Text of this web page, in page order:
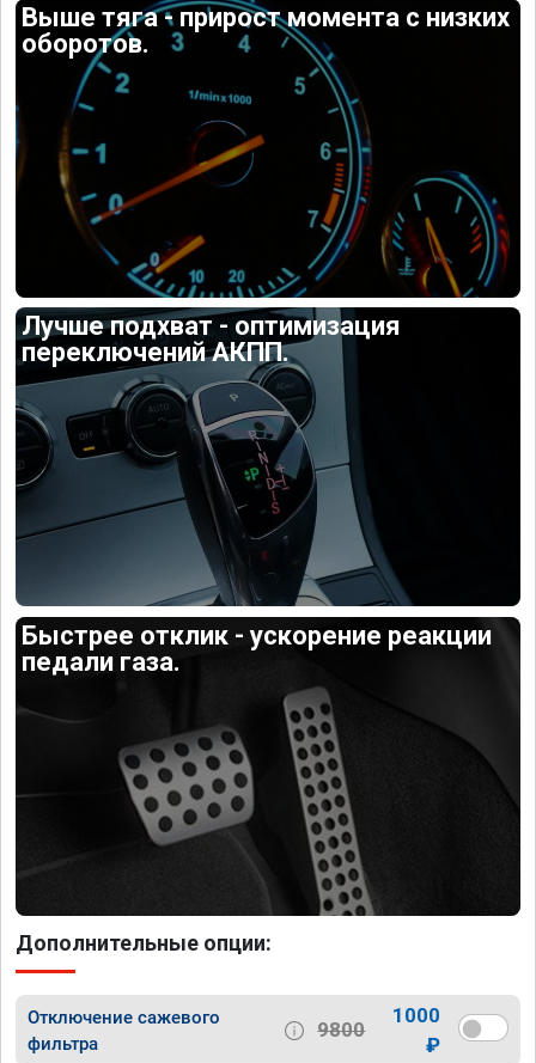
Выше тяга - прирост момента с низких
оборотов.
Лучше подхват - оптимизация
переключений АКПП.
Быстрее отклик - ускорение реакции
педали газа.
Дополнительные опции:
Отключение сажевого
фильтра
9800
1000
₽